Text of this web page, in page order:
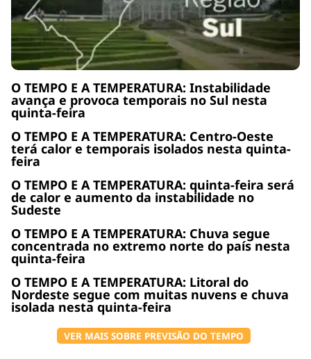
O TEMPO E A TEMPERATURA: Instabilidade
avança e provoca temporais no Sul nesta
quinta-feira
O TEMPO E A TEMPERATURA: Centro-Oeste
terá calor e temporais isolados nesta quinta-
feira
O TEMPO E A TEMPERATURA: quinta-feira será
de calor e aumento da instabilidade no
Sudeste
O TEMPO E A TEMPERATURA: Chuva segue
concentrada no extremo norte do país nesta
quinta-feira
O TEMPO E A TEMPERATURA: Litoral do
Nordeste segue com muitas nuvens e chuva
isolada nesta quinta-feira
VER MAIS SOBRE PREVISÃO DO TEMPO